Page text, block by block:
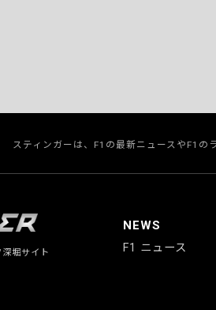
スティンガーは、F1の最新ニュースやF1
堀サイト
NEWS
F1 ニュース